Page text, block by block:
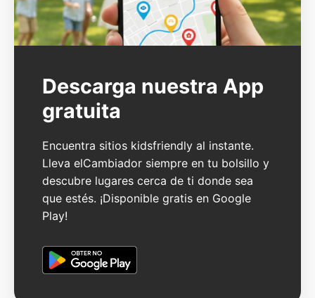
Descarga nuestra App
gratuita
Encuentra sitios kidsfriendly al instante.
Lleva elCambiador siempre en tu bolsillo y
descubre lugares cerca de ti donde sea
que estés. ¡Disponible gratis en Google
Play!